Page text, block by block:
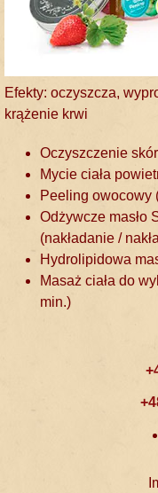
Efekty: oczyszcza,
krążenie krwi
Oczyszczenie
Mycie ciała
Peeling owocowy
Odżywcze masło
(nakładanie /
Hydrolipidowa
Masaż ciała do
min.)